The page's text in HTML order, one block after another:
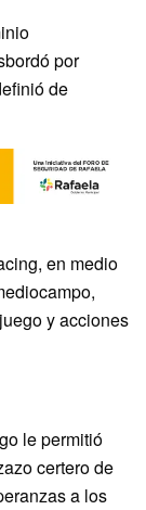
por
de
en medio
y acciones
le permitió
certero de
a los